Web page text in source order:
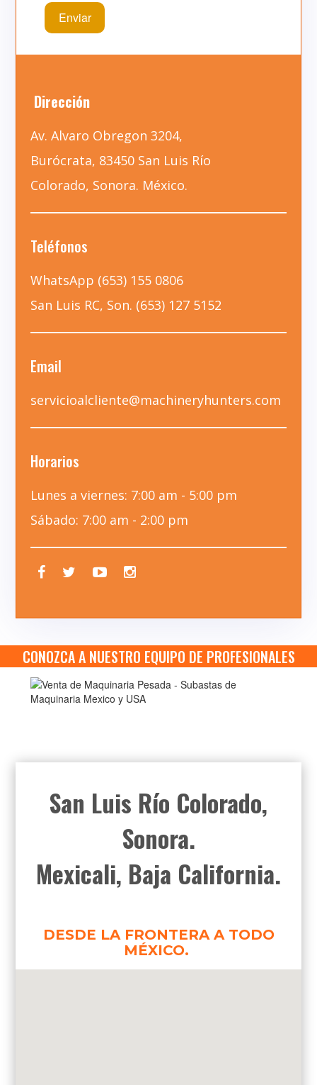
Dirección
Av. Alvaro Obregon 3204,
Burócrata, 83450 San Luis Río
Colorado, Sonora. México.
Teléfonos
WhatsApp (653) 155 0806
San Luis RC, Son. (653) 127 5152
Email
servicioalcliente@machineryhunters.com
Horarios
Lunes a viernes: 7:00 am - 5:00 pm
Sábado: 7:00 am - 2:00 pm
CONOZCA A NUESTRO EQUIPO DE PROFESIONALES
San Luis Río Colorado,
Sonora.
Mexicali, Baja California.
DESDE LA FRONTERA A TODO
MÉXICO.